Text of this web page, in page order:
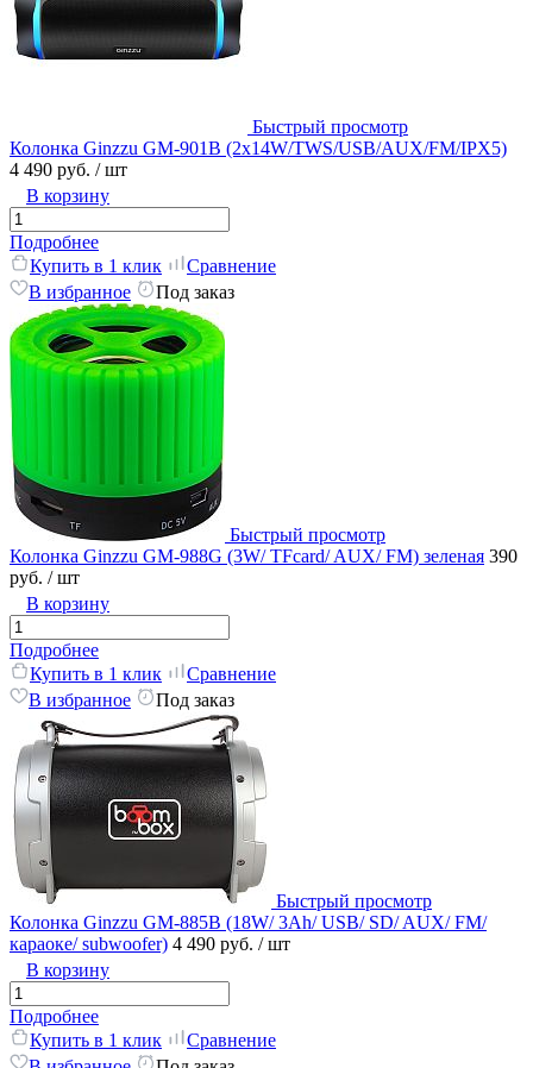
Быстрый просмотр
Колонка Ginzzu GM-901B (2x14W/TWS/USB/AUX/FM/IPX5)
4 490 руб. / шт
В корзину
Подробнее
Купить в 1 клик
Сравнение
В избранное
Под заказ
Быстрый просмотр
Колонка Ginzzu GM-988G (3W/ TFcard/ AUX/ FM) зеленая 390
руб. / шт
В корзину
Подробнее
Купить в 1 клик
Сравнение
В избранное
Под заказ
Быстрый просмотр
Колонка Ginzzu GM-885B (18W/ 3Ah/ USB/ SD/ AUX/ FM/
караоке/ subwoofer) 4 490 руб. / шт
В корзину
Подробнее
Купить в 1 клик
Сравнение